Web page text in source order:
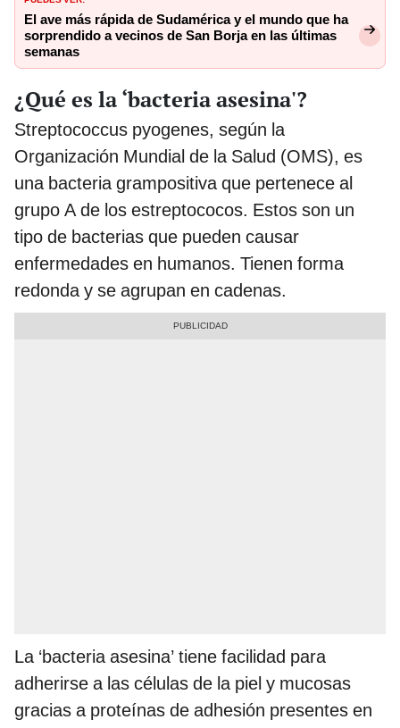
El ave más rápida de Sudamérica y el mundo que ha
sorprendido a vecinos de San Borja en las últimas
semanas
¿Qué es la ‘bacteria asesina'?
Streptococcus pyogenes, según la
Organización Mundial de la Salud (OMS), es
una bacteria grampositiva que pertenece al
grupo A de los estreptococos. Estos son un
tipo de bacterias que pueden causar
enfermedades en humanos. Tienen forma
redonda y se agrupan en cadenas.
La ‘bacteria asesina’ tiene facilidad para
adherirse a las células de la piel y mucosas
gracias a proteínas de adhesión presentes en